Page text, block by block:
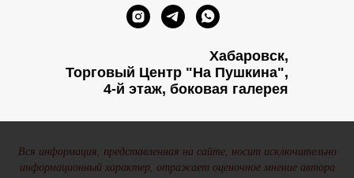
Хабаровск,
Торговый Центр "На Пушкина",
4-й этаж, боковая галерея
Вся информация, представленная на сайте, носит исключительно
информационный характер, отражает оценочное мнение автора